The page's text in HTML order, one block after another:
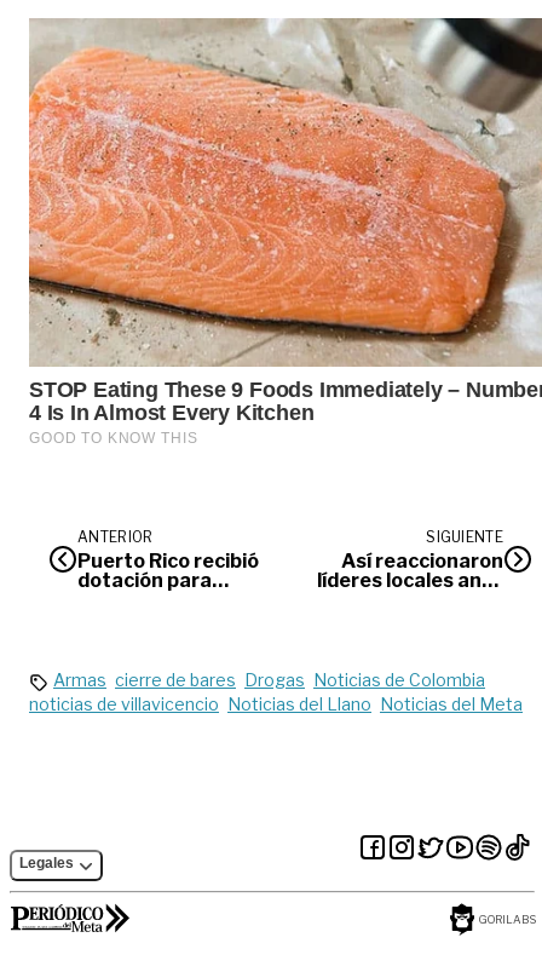
ANTERIOR
Puerto Rico recibió
dotación para
SIGUIENTE
Así reaccionaron
líderes locales ante
Armas cierre de bares Drogas Noticias de Colombia
noticias de villavicencio Noticias del Llano Noticias del Meta
Legales
GORILABS